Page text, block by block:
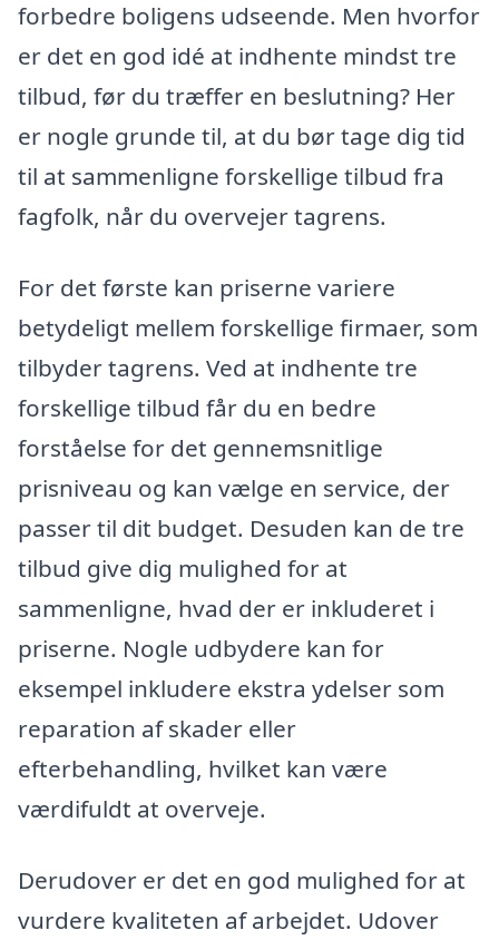
forbedre boligens udseende. Men hvorfor
er det en god idé at indhente mindst tre
tilbud, før du træffer en beslutning? Her
er nogle grunde til, at du bør tage dig tid
til at sammenligne forskellige tilbud fra
fagfolk, når du overvejer tagrens.
For det første kan priserne variere
betydeligt mellem forskellige firmaer, som
tilbyder tagrens. Ved at indhente tre
forskellige tilbud får du en bedre
forståelse for det gennemsnitlige
prisniveau og kan vælge en service, der
passer til dit budget. Desuden kan de tre
tilbud give dig mulighed for at
sammenligne, hvad der er inkluderet i
priserne. Nogle udbydere kan for
eksempel inkludere ekstra ydelser som
reparation af skader eller
efterbehandling, hvilket kan være
værdifuldt at overveje.
Derudover er det en god mulighed for at
vurdere kvaliteten af arbejdet. Udover